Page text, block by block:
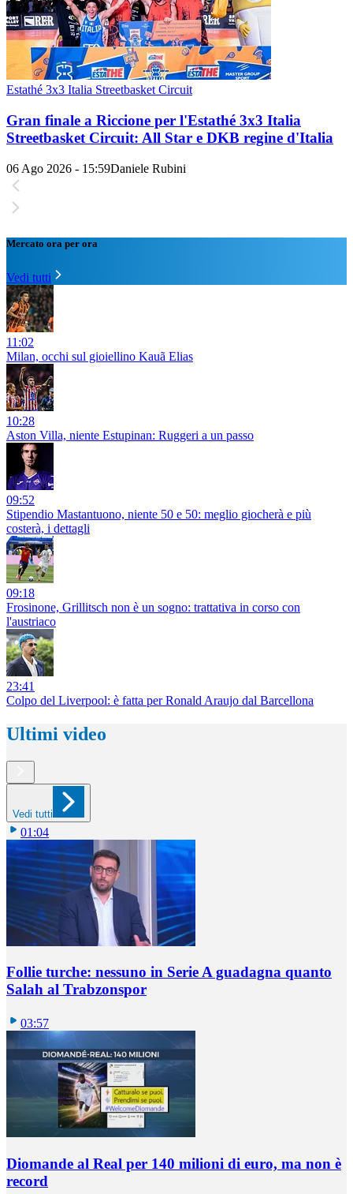
Estathé 3x3 Italia Streetbasket Circuit
Gran finale a Riccione per l'Estathé 3x3 Italia
Streetbasket Circuit: All Star e DKB regine d'Italia
06 Ago 2026 - 15:59Daniele Rubini
Mercato ora per ora
Vedi tutti
11:02
Milan, occhi sul gioiellino Kauã Elias
10:28
Aston Villa, niente Estupinan: Ruggeri a un passo
09:52
Stipendio Mastantuono, niente 50 e 50: meglio giocherà e più
costerà, i dettagli
09:18
Frosinone, Grillitsch non è un sogno: trattativa in corso con
l'austriaco
23:41
Colpo del Liverpool: è fatta per Ronald Araujo dal Barcellona
Ultimi video
Vedi tutti
01:04
Follie turche: nessuno in Serie A guadagna quanto
Salah al Trabzonspor
03:57
Diomande al Real per 140 milioni di euro, ma non è
record